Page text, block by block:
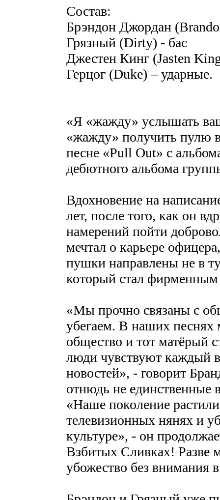
Состав:
Брэндон Джордан
Грязный (Dirty) - бас
Джестен Кинг (Jasten
Герцог (Duke) – ударные.
«Я «жажду» услышать
«жажду» получить пулю
песне «Pull Out» с
дебютного альбома
Вдохновение на
лет, после того, как он
намерений пойти
мечтал о карьере
пушки направлены не в
который стал
«Мы прочно связаны с
убегаем. В наших
общество и тот матёрый
люди чувствуют каждый
новостей», - говорит
отнюдь не
«Наше поколение
телевизионных нянях и
культуре», - он
Взбитых Сливках! Разве
убожество без внимания